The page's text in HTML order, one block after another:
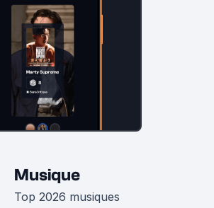
Musique
Top 2026 musiques